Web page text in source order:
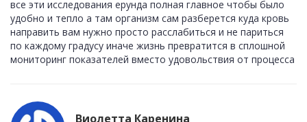
все эти исследования ерунда полная главное чтобы было
удобно и тепло а там организм сам разберется куда кровь
направить вам нужно просто расслабиться и не париться
по каждому градусу иначе жизнь превратится в сплошной
мониторинг показателей вместо удовольствия от процесса
Виолетта Каренина